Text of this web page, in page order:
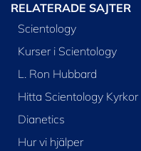
RELATERADE SAJTER
Scientology
Kurser i Scientology
L. Ron Hubbard
Hitta Scientology Kyrkor
Dianetics
Hur vi hjälper